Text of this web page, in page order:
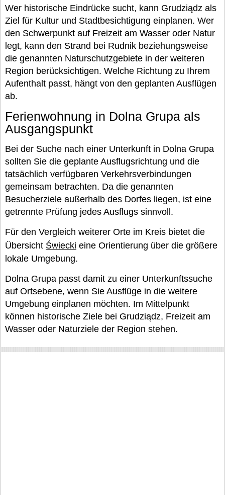
Wer historische Eindrücke sucht, kann Grudziądz als
Ziel für Kultur und Stadtbesichtigung einplanen. Wer
den Schwerpunkt auf Freizeit am Wasser oder Natur
legt, kann den Strand bei Rudnik beziehungsweise
die genannten Naturschutzgebiete in der weiteren
Region berücksichtigen. Welche Richtung zu Ihrem
Aufenthalt passt, hängt von den geplanten Ausflügen
ab.
Ferienwohnung in Dolna Grupa als
Ausgangspunkt
Bei der Suche nach einer Unterkunft in Dolna Grupa
sollten Sie die geplante Ausflugsrichtung und die
tatsächlich verfügbaren Verkehrsverbindungen
gemeinsam betrachten. Da die genannten
Besucherziele außerhalb des Dorfes liegen, ist eine
getrennte Prüfung jedes Ausflugs sinnvoll.
Für den Vergleich weiterer Orte im Kreis bietet die
Übersicht Świecki eine Orientierung über die größere
lokale Umgebung.
Dolna Grupa passt damit zu einer Unterkunftssuche
auf Ortsebene, wenn Sie Ausflüge in die weitere
Umgebung einplanen möchten. Im Mittelpunkt
können historische Ziele bei Grudziądz, Freizeit am
Wasser oder Naturziele der Region stehen.